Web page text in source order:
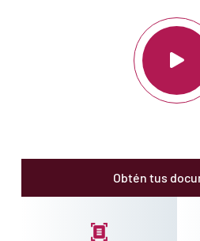
¡Estamos trabajando para
Obtén tus